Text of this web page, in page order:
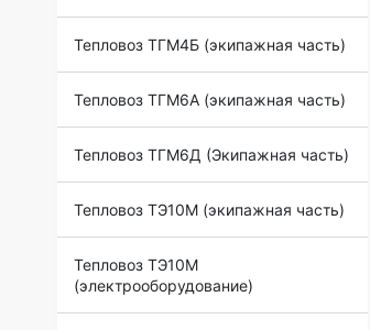
Тепловоз ТГМ4Б (экипажная часть)
Тепловоз ТГМ6А (экипажная часть)
Тепловоз ТГМ6Д (Экипажная часть)
Тепловоз ТЭ10М (экипажная часть)
Тепловоз ТЭ10М
(электрооборудование)